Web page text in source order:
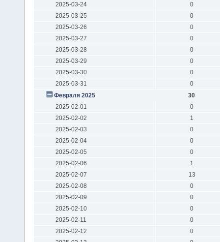
2025-03-24
0
2025-03-25
0
2025-03-26
0
2025-03-27
0
2025-03-28
0
2025-03-29
0
2025-03-30
0
2025-03-31
0
Февраля 2025
30
2025-02-01
0
2025-02-02
1
2025-02-03
0
2025-02-04
0
2025-02-05
0
2025-02-06
1
2025-02-07
13
2025-02-08
0
2025-02-09
0
2025-02-10
0
2025-02-11
0
2025-02-12
0